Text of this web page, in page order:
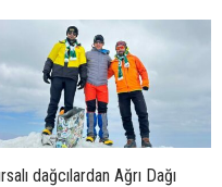
dağcılardan Ağrı Dağı